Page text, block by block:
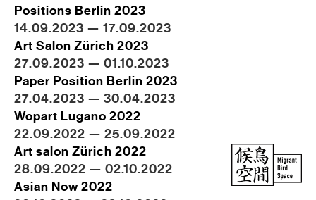
Positions Berlin 2023
14.09.2023 — 17.09.2023
Art Salon Zürich 2023
27.09.2023 — 01.10.2023
Paper Position Berlin 2023
27.04.2023 — 30.04.2023
Wopart Lugano 2022
22.09.2022 — 25.09.2022
Art salon Zürich 2022
28.09.2022 — 02.10.2022
Asian Now 2022